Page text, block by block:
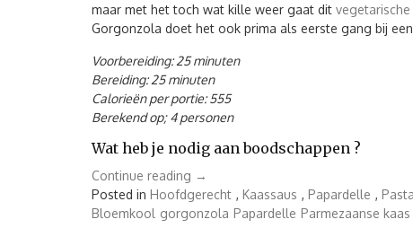
maar met het toch wat kille weer gaat dit vegetarische
Gorgonzola doet het ook prima als eerste gang bij
Voorbereiding: 25 minuten
Bereiding: 25 minuten
Calorieën per portie: 555
Berekend op; 4 personen
Wat heb je nodig aan boodschappen ?
Continue reading “Pappardelle
al
Cavolfiore
→
Posted in Hoofdgerecht , Kaassaus , Papardelle ,
Bloemkool gorgonzola Papardelle Parmezaanse kaas